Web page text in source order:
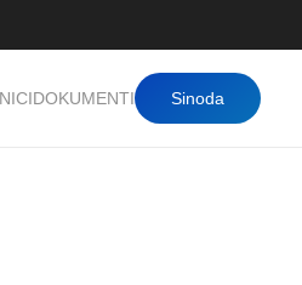
DOKUMENTI Sinoda